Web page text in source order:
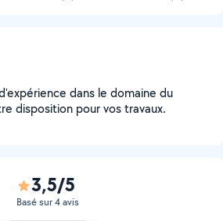
dans le domaine du
disposition pour vos travaux.
3,5/5
Basé sur 4 avis